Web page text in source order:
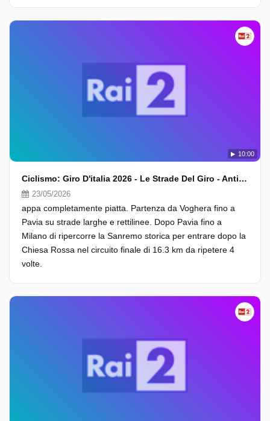
10:00
Ciclismo: Giro D'italia 2026 - Le Strade Del Giro - Anticipazioni 15A Tappa
23/05/2026
appa completamente piatta. Partenza da Voghera fino a
Pavia su strade larghe e rettilinee. Dopo Pavia fino a
Milano di ripercorre la Sanremo storica per entrare dopo la
Chiesa Rossa nel circuito finale di 16.3 km da ripetere 4
volte.